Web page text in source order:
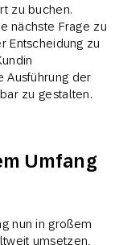
zu buchen.
nächste Frage zu
Entscheidung zu
Ausführung der
zu gestalten.
Umfang
nun in großem
umsetzen,